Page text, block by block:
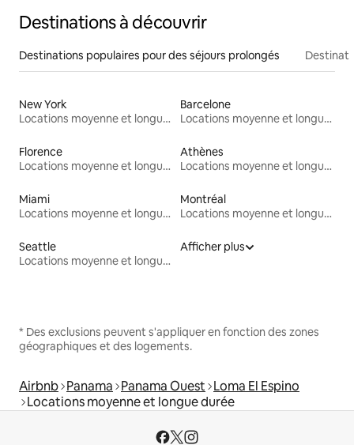
Destinations à découvrir
Destinations populaires pour des séjours prolongés
New York
Locations moyenne et longue durée
Barcelone
Locations moyenne et longue durée
Florence
Locations moyenne et longue durée
Athènes
Locations moyenne et longue durée
Miami
Locations moyenne et longue durée
Montréal
Locations moyenne et longue durée
Seattle
Locations moyenne et longue durée
Afficher plus
* Des exclusions peuvent s'appliquer en fonction des zones
géographiques et des logements.
Airbnb Panama Panama Ouest Loma El Espino
Locations moyenne et longue durée